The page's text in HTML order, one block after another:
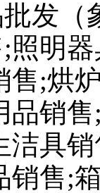
发（
照明
售;烘
品销
洁具
销售;